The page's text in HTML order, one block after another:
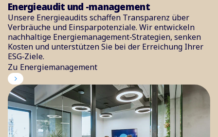
Energieaudit und -management
Unsere Energieaudits schaffen Transparenz über
Verbräuche und Einsparpotenziale. Wir entwickeln
nachhaltige Energiemanagement‑Strategien, senken
Kosten und unterstützen Sie bei der Erreichung Ihrer
ESG‑Ziele.
Zu Energiemanagement